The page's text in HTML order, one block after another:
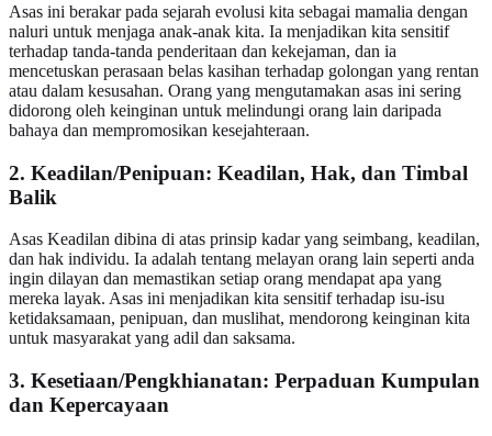
Asas ini berakar pada sejarah evolusi kita sebagai mamalia dengan
naluri untuk menjaga anak-anak kita. Ia menjadikan kita sensitif
terhadap tanda-tanda penderitaan dan kekejaman, dan ia
mencetuskan perasaan belas kasihan terhadap golongan yang rentan
atau dalam kesusahan. Orang yang mengutamakan asas ini sering
didorong oleh keinginan untuk melindungi orang lain daripada
bahaya dan mempromosikan kesejahteraan.
2. Keadilan/Penipuan: Keadilan, Hak, dan Timbal
Balik
Asas Keadilan dibina di atas prinsip kadar yang seimbang, keadilan,
dan hak individu. Ia adalah tentang melayan orang lain seperti anda
ingin dilayan dan memastikan setiap orang mendapat apa yang
mereka layak. Asas ini menjadikan kita sensitif terhadap isu-isu
ketidaksamaan, penipuan, dan muslihat, mendorong keinginan kita
untuk masyarakat yang adil dan saksama.
3. Kesetiaan/Pengkhianatan: Perpaduan Kumpulan
dan Kepercayaan